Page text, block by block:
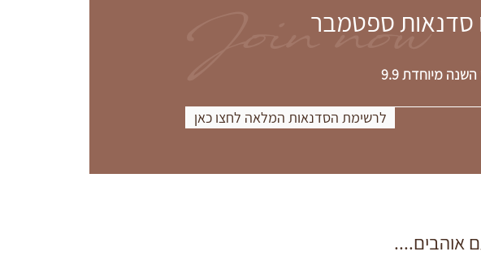
Join now
סדנאות ספטמבר
מיוחדת 9.9
לרשימת הסדנאות המלאה לחצו כאן
אוהבים....